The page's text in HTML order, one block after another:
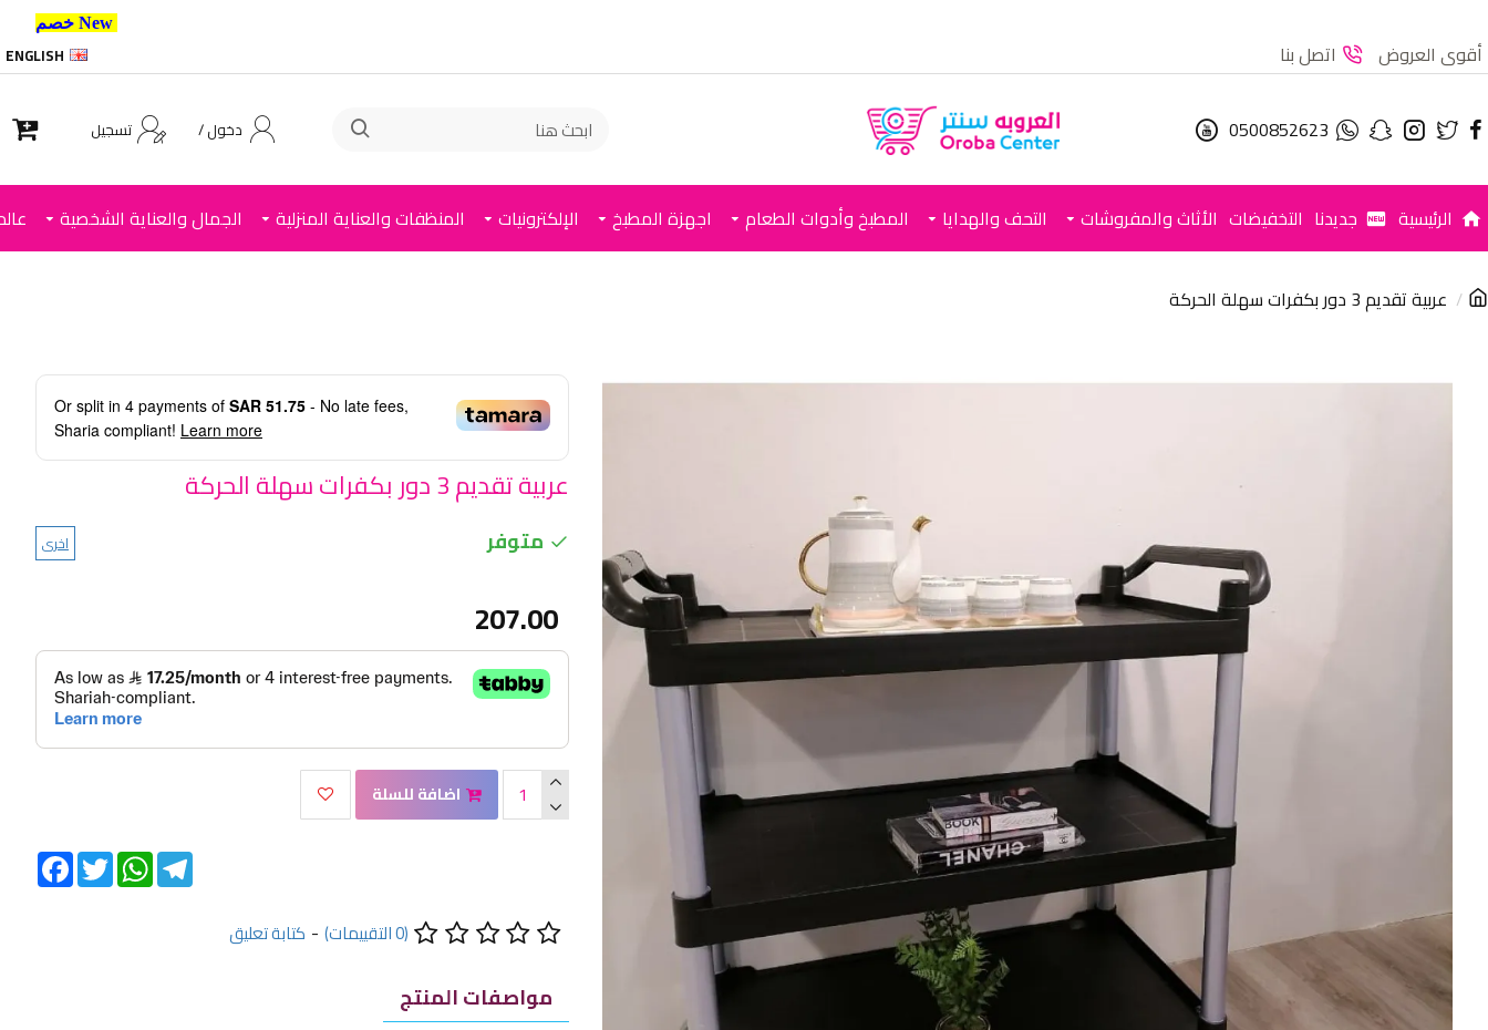
أقوى العروض اتصل بنا ENGLISH
0500852623 دخول / تسجيل
الرئيسية جديدنا التخفيضات الأثاث والمفروشات التحف والهدايا المطبخ وأدوات الطعام اجهزة المطبخ الإلكترونيات المنظفات والعناية المنزلية الجمال والعناية الشخصية
عربية تقديم 3 دور بكفرات سهلة الحركة
Or split in 4 payments of SAR 51.75 - No late fees,
Sharia compliant! Learn more
عربية تقديم 3 دور بكفرات سهلة الحركة
متوفر اخرى
(0 التقييمات) - كتابة تعليق
207.00
اضافة للسلة
FacebookTwitter
WhatsAppTelegram
مواصفات المنتج